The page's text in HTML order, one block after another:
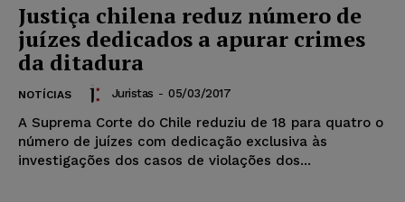
Justiça chilena reduz número de
juízes dedicados a apurar crimes
da ditadura
NOTÍCIAS Juristas - 05/03/2017
A Suprema Corte do Chile reduziu de 18 para quatro o
número de juízes com dedicação exclusiva às
investigações dos casos de violações dos...